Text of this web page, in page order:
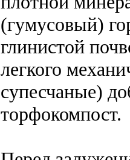
(гумусовый)
глинистой
легкого
супесчаные)
торфокомпост.